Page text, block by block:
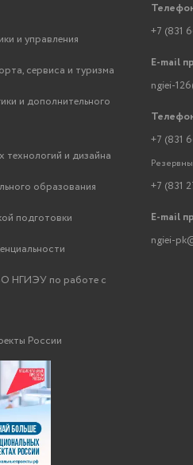
и управления
сервиса и туризма
и дополнительного
технологий и дизайна
образования
подготовки
НГИЭУ по работе с
России
+7 (831
E-mail
ngiei-
+7 (831
+7 (831
E-mail
ngiei-